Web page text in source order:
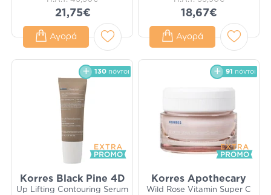
21,75€
Αγορά
18,67€
Αγορά
130 πόντοι
Korres Black Pine 4D
Up Lifting Contouring Serum
91 πόντοι
Korres Apothecary
Wild Rose Vitamin Super C